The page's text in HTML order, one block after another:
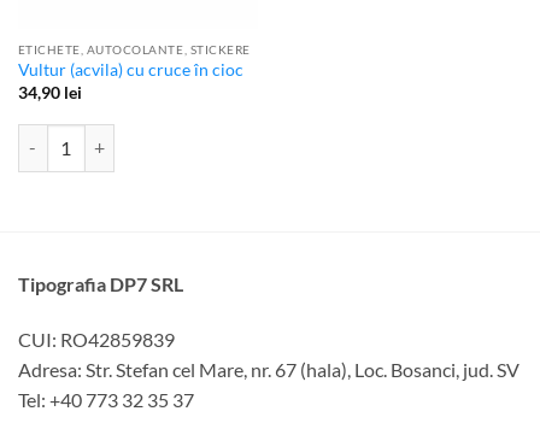
ETICHETE, AUTOCOLANTE, STICKERE
Vultur (acvila) cu cruce în cioc
34,90 lei
Tipografia DP7 SRL
CUI: RO42859839
Adresa: Str. Stefan cel Mare, nr. 67 (hala), Loc. Bosanci, jud. SV
Tel: +40 773 32 35 37